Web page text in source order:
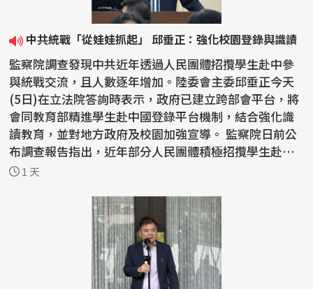
中共統戰「從娃娃抓起」 邱垂正：強化校園登錄與識讀
監察院調查發現中共近年透過人民團體招攬學生赴中參
與統戰交流，且人數逐年增加。陸委會主委邱垂正今天
(5日)在立法院答詢時表示，政府已建立跨部會平台，將
會同教育部精進學生赴中國登錄平台機制，結合強化識
讀教育，並對地方政府及校園加強宣導。 監察院日前公
布調查報告指出，近年部分人民團體積極招攬學生赴中
國參...
1 天